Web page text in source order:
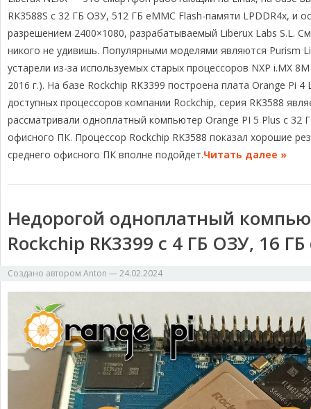
e
g
r
a
m
e
b
o
o
k
e
a
d
s
y
L
i
n
k
р
а
в
и
т
ь
RK3588S с 32 ГБ ОЗУ, 512 ГБ eMMC Flash-памяти LPDDR4x, и
разрешением 2400×1080, разрабатываемый Liberux Labs S.L.
никого не удивишь. Популярными моделями являются Purism
устарели из-за используемых старых процессоров NXP i.MX
2016 г.). На базе Rockchip RK3399 построена плата Orange Pi
доступных процессоров компании Rockchip, серия RK3588
рассматривали одноплатный компьютер Orange PI 5 Plus с
офисного ПК. Процессор Rockchip RK3588 показал хорошие
среднего офисного ПК вполне подойдет.Читать далее »
Недорогой одноплатный
Rockchip RK3399 с 4 ГБ ОЗУ, 16 ГБ
Создано автором Anton —24.02.2024